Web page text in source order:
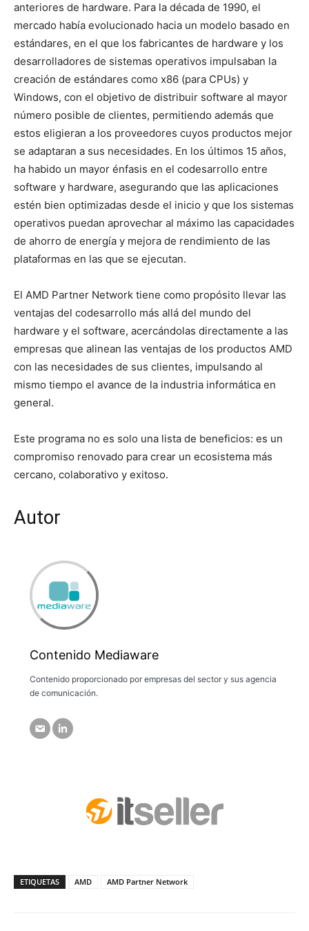
anteriores de hardware. Para la década de 1990, el
mercado había evolucionado hacia un modelo basado en
estándares, en el que los fabricantes de hardware y los
desarrolladores de sistemas operativos impulsaban la
creación de estándares como x86 (para CPUs) y
Windows, con el objetivo de distribuir software al mayor
número posible de clientes, permitiendo además que
estos eligieran a los proveedores cuyos productos mejor
se adaptaran a sus necesidades. En los últimos 15 años,
ha habido un mayor énfasis en el codesarrollo entre
software y hardware, asegurando que las aplicaciones
estén bien optimizadas desde el inicio y que los sistemas
operativos puedan aprovechar al máximo las capacidades
de ahorro de energía y mejora de rendimiento de las
plataformas en las que se ejecutan.
El AMD Partner Network tiene como propósito llevar las
ventajas del codesarrollo más allá del mundo del
hardware y el software, acercándolas directamente a las
empresas que alinean las ventajas de los productos AMD
con las necesidades de sus clientes, impulsando al
mismo tiempo el avance de la industria informática en
general.
Este programa no es solo una lista de beneficios: es un
compromiso renovado para crear un ecosistema más
cercano, colaborativo y exitoso.
Autor
Contenido Mediaware
Contenido proporcionado por empresas del sector y sus agencia
de comunicación.
ETIQUETAS AMD AMD Partner Network